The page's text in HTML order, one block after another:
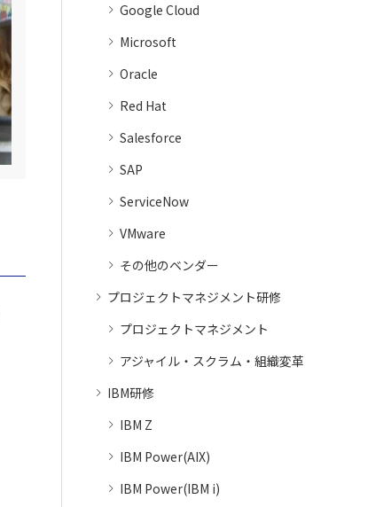
Google Cloud
Microsoft
Oracle
Red Hat
Salesforce
SAP
ServiceNow
VMware
その他のベンダー
プロジェクトマネジメント研修
プロジェクトマネジメント
アジャイル・スクラム・組織変革
IBM研修
IBM Z
IBM Power(AIX)
IBM Power(IBM i)